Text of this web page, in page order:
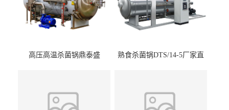
高压高温杀菌锅鼎泰盛
熟食杀菌锅DTS/14-5厂家直